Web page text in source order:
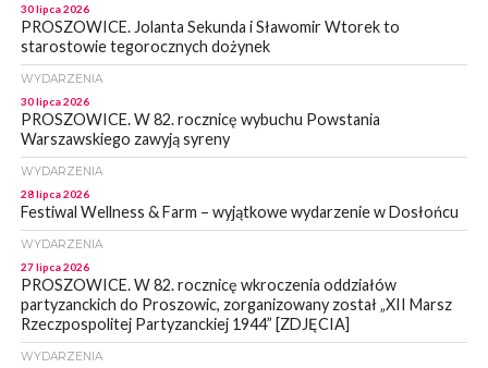
30 lipca 2026
PROSZOWICE. Jolanta Sekunda i Sławomir Wtorek to
starostowie tegorocznych dożynek
WYDARZENIA
30 lipca 2026
PROSZOWICE. W 82. rocznicę wybuchu Powstania
Warszawskiego zawyją syreny
WYDARZENIA
28 lipca 2026
Festiwal Wellness & Farm – wyjątkowe wydarzenie w Dosłońcu
WYDARZENIA
27 lipca 2026
PROSZOWICE. W 82. rocznicę wkroczenia oddziałów
partyzanckich do Proszowic, zorganizowany został „XII Marsz
Rzeczpospolitej Partyzanckiej 1944” [ZDJĘCIA]
WYDARZENIA